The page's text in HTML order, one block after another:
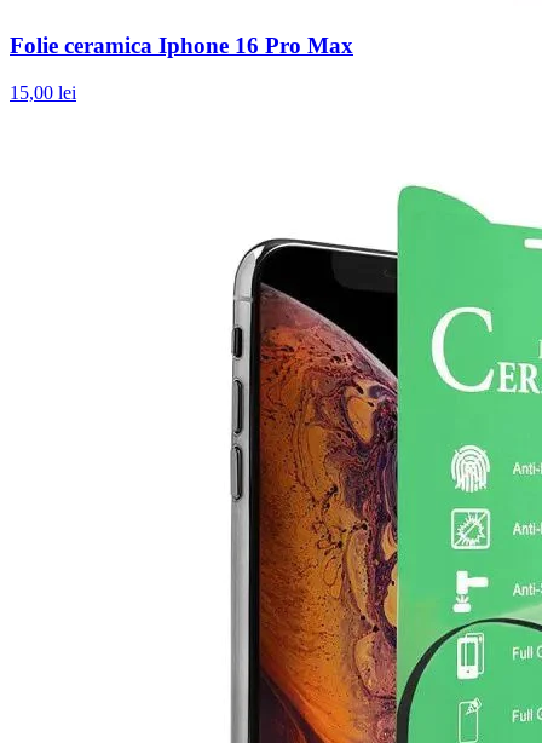
Folie ceramica Iphone 16 Pro Max
15,00 lei